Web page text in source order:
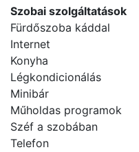
Szobai szolgáltatások
Fürdőszoba káddal
Internet
Konyha
Légkondicionálás
Minibár
Műholdas programok
Széf a szobában
Telefon